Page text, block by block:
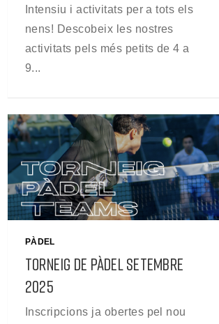
Intensiu i activitats per a tots els
nens! Descobeix les nostres
activitats pels més petits de 4 a
9...
PÀDEL
TORNEIG DE PÀDEL SETEMBRE
2025
Inscripcions ja obertes pel nou